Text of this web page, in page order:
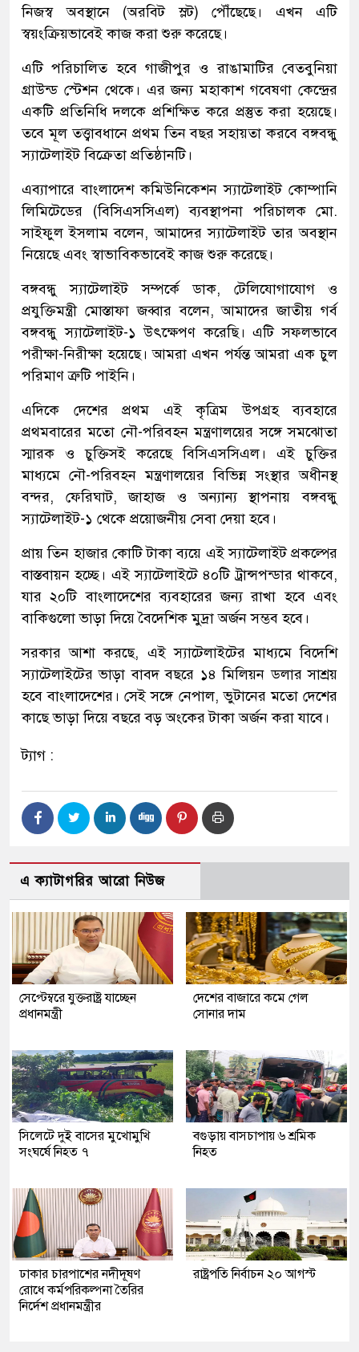
নিজস্ব অবস্থানে (অরবিট স্লট) পৌঁছেছে। এখন এটি
স্বয়ংক্রিয়ভাবেই কাজ করা শুরু করেছে।
এটি পরিচালিত হবে গাজীপুর ও রাঙামাটির বেতবুনিয়া
গ্রাউন্ড স্টেশন থেকে। এর জন্য মহাকাশ গবেষণা কেন্দ্রের
একটি প্রতিনিধি দলকে প্রশিক্ষিত করে প্রস্তুত করা হয়েছে।
তবে মূল তত্ত্বাবধানে প্রথম তিন বছর সহায়তা করবে বঙ্গবন্ধু
স্যাটেলাইট বিক্রেতা প্রতিষ্ঠানটি।
এব্যাপারে বাংলাদেশ কমিউনিকেশন স্যাটেলাইট কোম্পানি
লিমিটেডের (বিসিএসসিএল) ব্যবস্থাপনা পরিচালক মো.
সাইফুল ইসলাম বলেন, আমাদের স্যাটেলাইট তার অবস্থান
নিয়েছে এবং স্বাভাবিকভাবেই কাজ শুরু করেছে।
বঙ্গবন্ধু স্যাটেলাইট সম্পর্কে ডাক, টেলিযোগাযোগ ও
প্রযুক্তিমন্ত্রী মোস্তাফা জব্বার বলেন, আমাদের জাতীয় গর্ব
বঙ্গবন্ধু স্যাটেলাইট-১ উৎক্ষেপণ করেছি। এটি সফলভাবে
পরীক্ষা-নিরীক্ষা হয়েছে। আমরা এখন পর্যন্ত আমরা এক চুল
পরিমাণ ত্রুটি পাইনি।
এদিকে দেশের প্রথম এই কৃত্রিম উপগ্রহ ব্যবহারে
প্রথমবারের মতো নৌ-পরিবহন মন্ত্রণালয়ের সঙ্গে সমঝোতা
স্মারক ও চুক্তিসই করেছে বিসিএসসিএল। এই চুক্তির
মাধ্যমে নৌ-পরিবহন মন্ত্রণালয়ের বিভিন্ন সংস্থার অধীনস্থ
বন্দর, ফেরিঘাট, জাহাজ ও অন্যান্য স্থাপনায় বঙ্গবন্ধু
স্যাটেলাইট-১ থেকে প্রয়োজনীয় সেবা দেয়া হবে।
প্রায় তিন হাজার কোটি টাকা ব্যয়ে এই স্যাটেলাইট প্রকল্পের
বাস্তবায়ন হচ্ছে। এই স্যাটেলাইটে ৪০টি ট্রান্সপন্ডার থাকবে,
যার ২০টি বাংলাদেশের ব্যবহারের জন্য রাখা হবে এবং
বাকিগুলো ভাড়া দিয়ে বৈদেশিক মুদ্রা অর্জন সম্ভব হবে।
সরকার আশা করছে, এই স্যাটেলাইটের মাধ্যমে বিদেশি
স্যাটেলাইটের ভাড়া বাবদ বছরে ১৪ মিলিয়ন ডলার সাশ্রয়
হবে বাংলাদেশের। সেই সঙ্গে নেপাল, ভুটানের মতো দেশের
কাছে ভাড়া দিয়ে বছরে বড় অংকের টাকা অর্জন করা যাবে।
ট্যাগ :
এ ক্যাটাগরির আরো নিউজ
সেপ্টেম্বরে যুক্তরাষ্ট্র যাচ্ছেন
প্রধানমন্ত্রী
দেশের বাজারে কমে গেল
সোনার দাম
সিলেটে দুই বাসের মুখোমুখি
সংঘর্ষে নিহত ৭
বগুড়ায় বাসচাপায় ৬ শ্রমিক
নিহত
ঢাকার চারপাশের নদীদূষণ
রোধে কর্মপরিকল্পনা তৈরির
নির্দেশ প্রধানমন্ত্রীর
রাষ্ট্রপতি নির্বাচন ২০ আগস্ট